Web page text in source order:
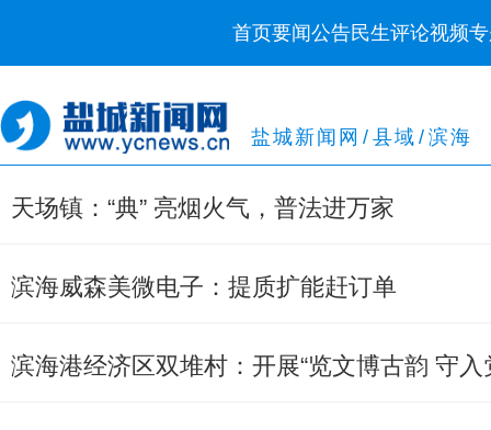
首页要闻公告民生评论视频
盐城新闻网 / 县域 / 滨海
天场镇：“典” 亮烟火气，普法进万家
滨海威森美微电子：提质扩能赶订单
滨海港经济区双堆村：开展“览文博古韵 守